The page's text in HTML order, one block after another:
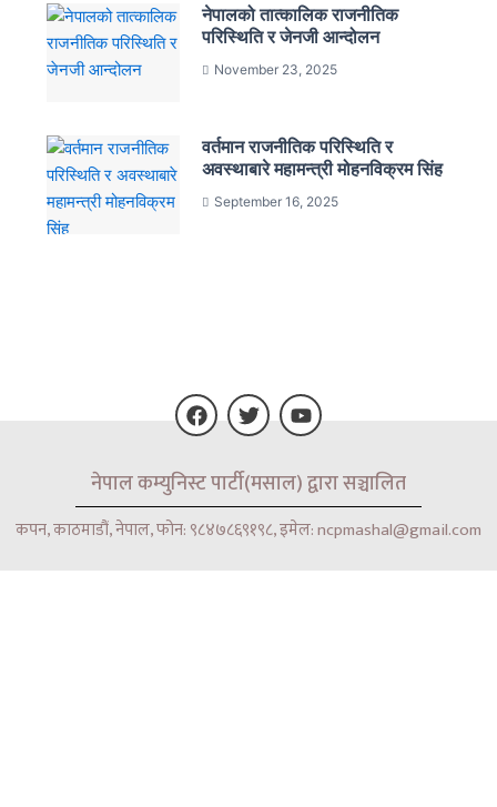
नेपालको तात्कालिक राजनीतिक
परिस्थिति र जेनजी आन्दोलन
November 23, 2025
वर्तमान राजनीतिक परिस्थिति र
अवस्थाबारे महामन्त्री मोहनविक्रम सिंह
September 16, 2025
a
c
e
b
w
i
t
t
o
u
t
u
नेपाल कम्युनिस्ट पार्टी(मसाल) द्वारा सञ्चालित
कपन, काठमाडौं, नेपाल, फोन: ९८४७८६९१९८, इमेल: ncpmashal@gmail.com